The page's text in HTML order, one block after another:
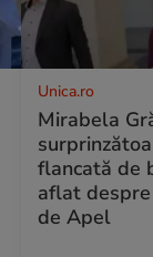
Unica.ro
Mirabela
flancată de
aflat
de Apel